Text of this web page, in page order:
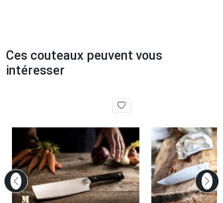
Ces couteaux peuvent vous
intéresser